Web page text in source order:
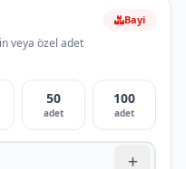
veya özel adet
Bayi
50
adet
100
adet